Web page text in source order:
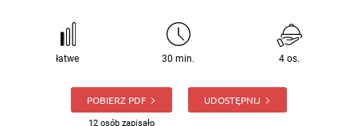
łatwe 30 min. 4 os.
POBIERZ PDF
12 osób zapisało
UDOSTĘPNIJ